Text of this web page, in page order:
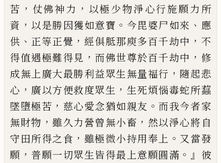
苦 ， 仗佛神力 ， 以極少物淨心行施願力所
資 ， 以是勝因獲如意寶 。 今毘婆尸如來 、 應
供 、 正等正覺 ， 經俱胝那庾多百千劫中 ， 不
得值遇極難得見 ， 而佛世尊於百千劫中 ， 修
成無上廣大最勝利益眾生無量福行 ， 隨起悲
心 ， 廣以方便救度眾生 ， 生死煩惱毒蛇所蠚
墜墮極苦 ， 慈心愛念猶如親友 。 而我今者家
無財物 ，雖久力營曾無小畜 ， 然以淨心將自
守田所得之食 ， 雖極微小持用奉上 。 又當發
願 ， 普願一切眾生皆得最上意願圓滿 。』 彼